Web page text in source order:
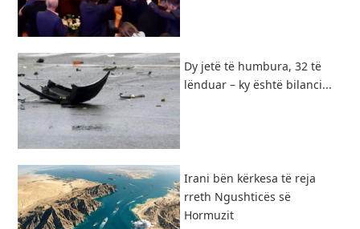
Dy jetë të humbura, 32 të
lënduar – ky është bilanci...
​Irani bën kërkesa të reja
rreth Ngushticës së
Hormuzit